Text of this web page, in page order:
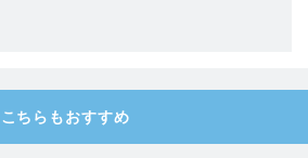
こちらもおすすめ